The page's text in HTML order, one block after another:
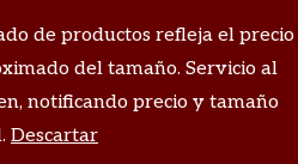
de productos refleja el precio
del tamaño. Servicio al
notificando precio y tamaño
Descartar
Buscar:
aquí: